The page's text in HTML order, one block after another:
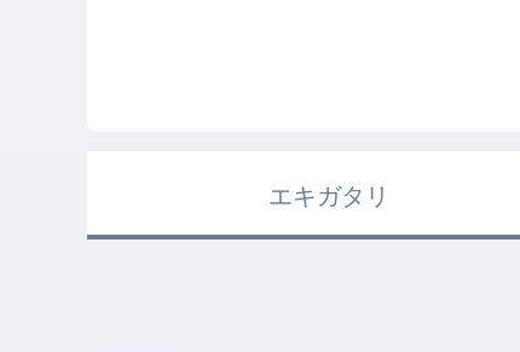
エキガタリ